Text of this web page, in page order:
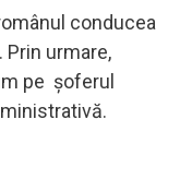
conducea
urmare,
pe șoferul